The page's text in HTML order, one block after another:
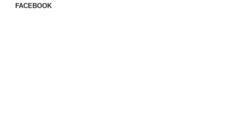
FACEBOOK